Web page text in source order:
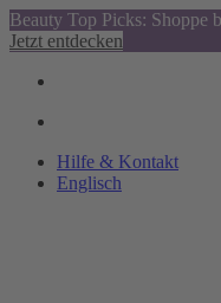
Beauty Top Picks: Shoppe
Jetzt entdecken
Hilfe & Kontakt
Englisch